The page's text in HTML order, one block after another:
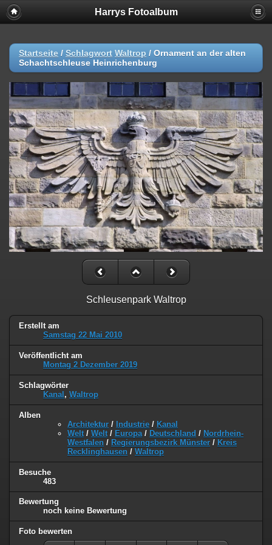
Harrys Fotoalbum
Startseite / Schlagwort Waltrop / Ornament an der alten
Schachtschleuse Heinrichenburg
Schleusenpark Waltrop
Erstellt am
Samstag 22 Mai 2010
Veröffentlicht am
Montag 2 Dezember 2019
Schlagwörter
Kanal , Waltrop
Alben
Architektur / Industrie / Kanal
Welt / Welt / Europa / Deutschland / Nordrhein-
Westfalen / Regierungsbezirk Münster / Kreis
Recklinghausen / Waltrop
Besuche
483
Bewertung
noch keine Bewertung
Foto bewerten